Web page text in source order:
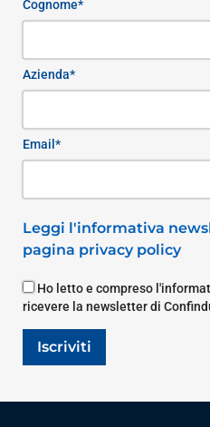
Cognome*
Azienda*
Email*
Leggi l'informativa
pagina privacy policy
Ho letto e compreso
ricevere la newsletter di
Iscriviti